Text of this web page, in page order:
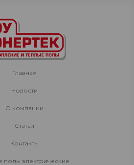
Главная
Новости
О компании
Статьи
Контакты
полы электрические